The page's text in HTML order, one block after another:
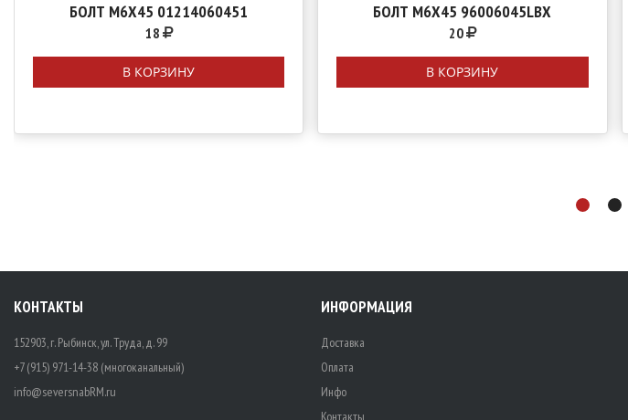
БОЛТ М6Х45 01214060451
18
В КОРЗИНУ
БОЛТ М6Х45 96006045LBX
20
В КОРЗИНУ
КОНТАКТЫ
152903, г. Рыбинск, ул. Труда, д. 99
+7 (915) 971-14-38 (многоканальный)
info@seversnabRM.ru
ИНФОРМАЦИЯ
Доставка
Оплата
Инфо
Контакты